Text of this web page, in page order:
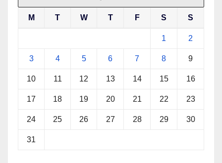
M T W T F S S
1 2
3 4 5 6 7 8 9
10 11 12 13 14 15 16
17 18 19 20 21 22 23
24 25 26 27 28 29 30
31